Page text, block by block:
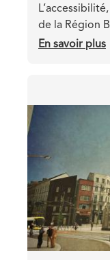
Teaser
de la Région
En savoir plus
Header
image
Image